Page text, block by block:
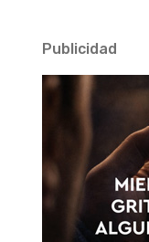
Publicidad